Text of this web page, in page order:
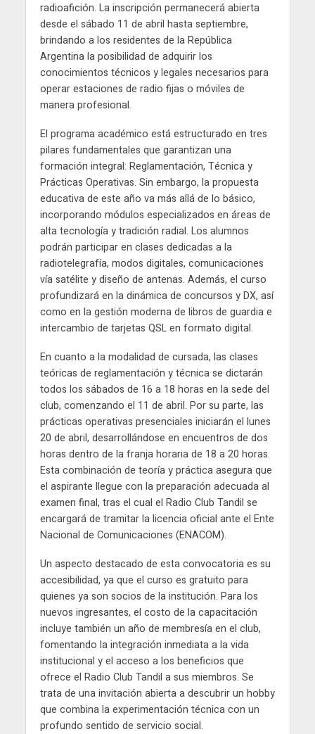
radioafición. La inscripción permanecerá abierta
desde el sábado 11 de abril hasta septiembre,
brindando a los residentes de la República
Argentina la posibilidad de adquirir los
conocimientos técnicos y legales necesarios para
operar estaciones de radio fijas o móviles de
manera profesional.
El programa académico está estructurado en tres
pilares fundamentales que garantizan una
formación integral: Reglamentación, Técnica y
Prácticas Operativas. Sin embargo, la propuesta
educativa de este año va más allá de lo básico,
incorporando módulos especializados en áreas de
alta tecnología y tradición radial. Los alumnos
podrán participar en clases dedicadas a la
radiotelegrafía, modos digitales, comunicaciones
vía satélite y diseño de antenas. Además, el curso
profundizará en la dinámica de concursos y DX, así
como en la gestión moderna de libros de guardia e
intercambio de tarjetas QSL en formato digital.
En cuanto a la modalidad de cursada, las clases
teóricas de reglamentación y técnica se dictarán
todos los sábados de 16 a 18 horas en la sede del
club, comenzando el 11 de abril. Por su parte, las
prácticas operativas presenciales iniciarán el lunes
20 de abril, desarrollándose en encuentros de dos
horas dentro de la franja horaria de 18 a 20 horas.
Esta combinación de teoría y práctica asegura que
el aspirante llegue con la preparación adecuada al
examen final, tras el cual el Radio Club Tandil se
encargará de tramitar la licencia oficial ante el Ente
Nacional de Comunicaciones (ENACOM).
Un aspecto destacado de esta convocatoria es su
accesibilidad, ya que el curso es gratuito para
quienes ya son socios de la institución. Para los
nuevos ingresantes, el costo de la capacitación
incluye también un año de membresía en el club,
fomentando la integración inmediata a la vida
institucional y el acceso a los beneficios que
ofrece el Radio Club Tandil a sus miembros. Se
trata de una invitación abierta a descubrir un hobby
que combina la experimentación técnica con un
profundo sentido de servicio social.